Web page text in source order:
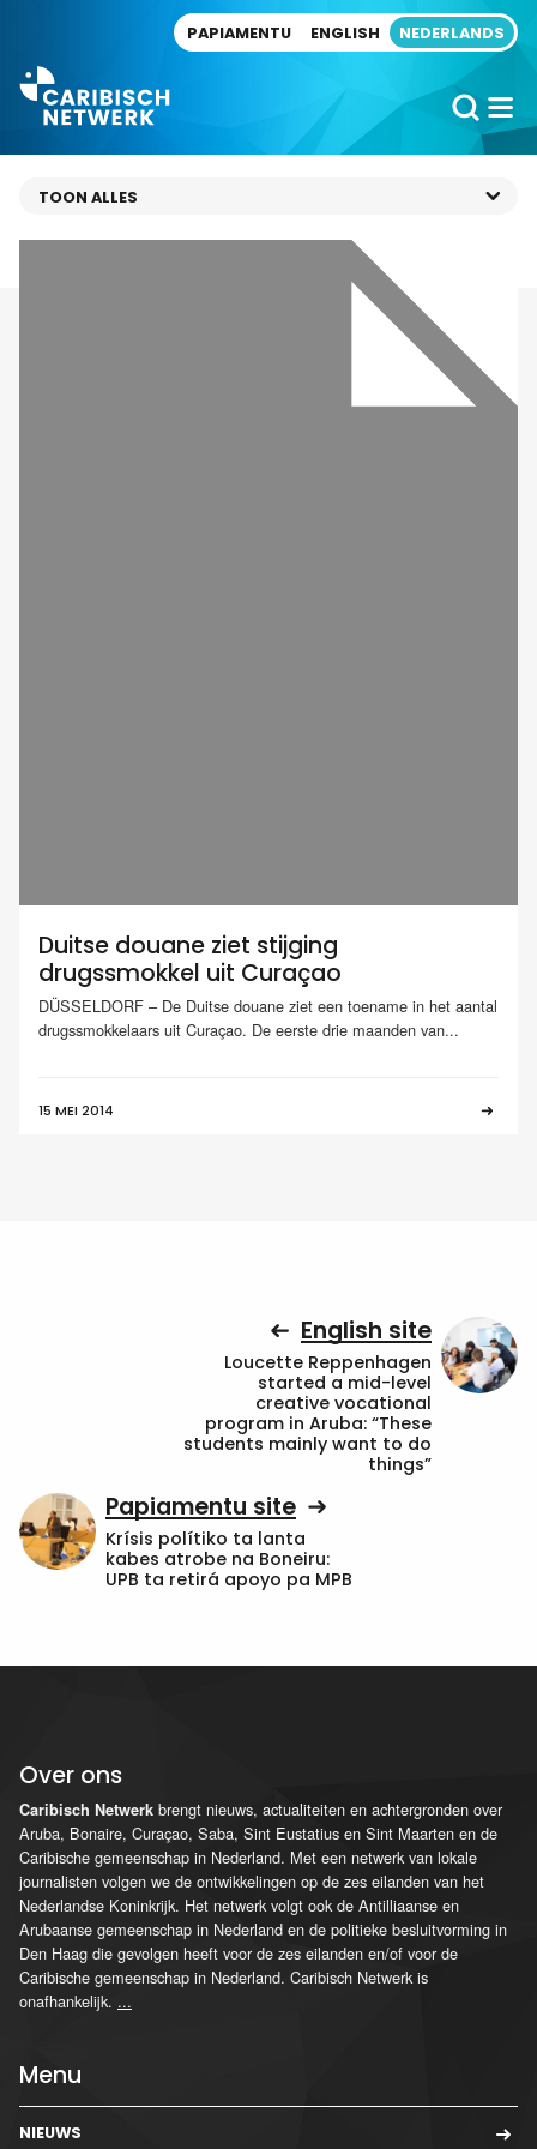
PAPIAMENTU ENGLISH NEDERLANDS
Duitse douane ziet stijging
drugssmokkel uit Curaçao
DÜSSELDORF – De Duitse douane ziet een toename in het aantal
drugssmokkelaars uit Curaçao. De eerste drie maanden van...
15 MEI 2014
English site
Loucette Reppenhagen
started a mid-level
creative vocational
program in Aruba: “These
students mainly want to do
things”
Papiamentu site
Krísis polítiko ta lanta
kabes atrobe na Boneiru:
UPB ta retirá apoyo pa MPB
Over ons
Caribisch Netwerk brengt nieuws, actualiteiten en achtergronden over
Aruba, Bonaire, Curaçao, Saba, Sint Eustatius en Sint Maarten en de
Caribische gemeenschap in Nederland. Met een netwerk van lokale
journalisten volgen we de ontwikkelingen op de zes eilanden van het
Nederlandse Koninkrijk. Het netwerk volgt ook de Antilliaanse en
Arubaanse gemeenschap in Nederland en de politieke besluitvorming in
Den Haag die gevolgen heeft voor de zes eilanden en/of voor de
Caribische gemeenschap in Nederland. Caribisch Netwerk is
onafhankelijk. ...
Menu
NIEUWS